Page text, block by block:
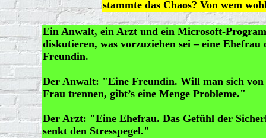
stammte das Chaos? Von wem
Ein Anwalt, ein Arzt und ein Microsoft-
diskutieren, was vorzuziehen sei – eine Ehefrau
Freundin.
Der Anwalt: "Eine Freundin. Will man sich von
Frau trennen, gibt’s eine Menge Probleme."
Der Arzt: "Eine Ehefrau. Das Gefühl der
senkt den Stresspegel."